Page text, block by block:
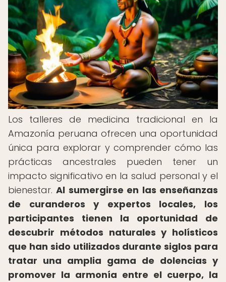
Los talleres de medicina tradicional en la
Amazonía peruana ofrecen una oportunidad
única para explorar y comprender cómo las
prácticas ancestrales pueden tener un
impacto significativo en la salud personal y el
bienestar.Al sumergirse en las enseñanzas
de curanderos y expertos locales, los
participantes tienen la oportunidad de
descubrir métodos naturales y holísticos
que han sido utilizados durante siglos para
tratar una amplia gama de dolencias y
promover la armonía entre el cuerpo, la